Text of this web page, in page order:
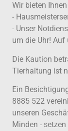
Wir bieten
-
- Unser
um die Uhr! Auf
Die Kaution
Tierhaltung ist
Ein
8885 522
unseren
Minden -